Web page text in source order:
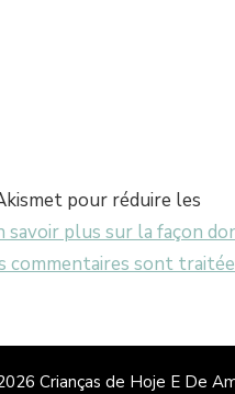
pour réduire les
savoir plus sur la façon
commentaires sont
Crianças de Hoje E De